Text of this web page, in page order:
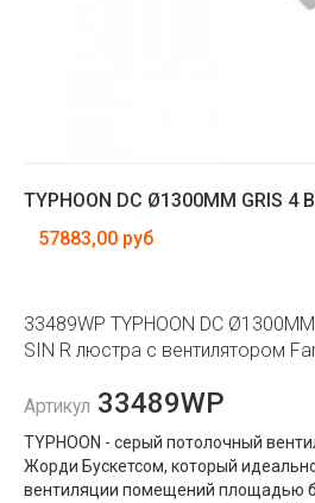
TYPHOON DC Ø1300MM GRIS 4
57883,00 руб
33489WP TYPHOON DC
SIN R люстра с вентилятором
Артикул 33489WP
TYPHOON - серый потолочный
Жорди Бускетсом, который
вентиляции помещений площадью